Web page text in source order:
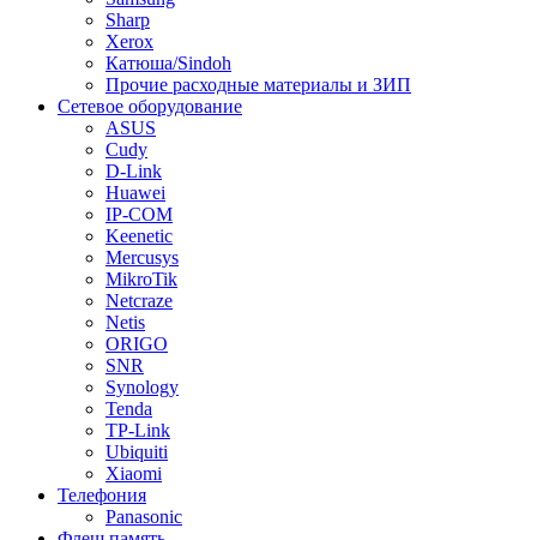
Sharp
Xerox
Катюша/Sindoh
Прочие расходные материалы и ЗИП
Сетевое оборудование
ASUS
Cudy
D-Link
Huawei
IP-COM
Keenetic
Mercusys
MikroTik
Netcraze
Netis
ORIGO
SNR
Synology
Tenda
TP-Link
Ubiquiti
Xiaomi
Телефония
Panasonic